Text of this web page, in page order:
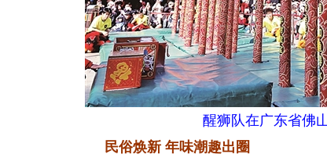
醒狮队在广东省佛
民俗焕新 年味潮趣出圈